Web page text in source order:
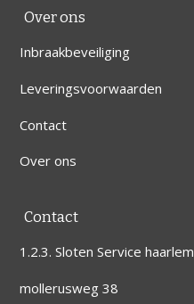
Over ons
Inbraakbeveiliging
Leveringsvoorwaarden
Contact
Over ons
Contact
1.2.3. Sloten Service haarlem
mollerusweg 38